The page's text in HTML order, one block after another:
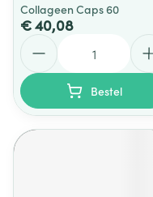
Collageen Caps 60
€ 40,08
Bestel